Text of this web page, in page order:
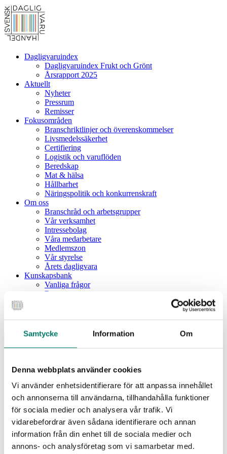
Samtycke Information Om
Denna webbplats använder cookies
Vi använder enhetsidentifierare för att anpassa innehållet
och annonserna till användarna, tillhandahålla funktioner
för sociala medier och analysera vår trafik. Vi
vidarebefordrar även sådana identifierare och annan
information från din enhet till de sociala medier och
annons- och analysföretag som vi samarbetar med.
Dagligvaruindex
Dagligvaruindex Frukt och Grönt
Årsrapport 2025
Aktuellt
Nyheter
Pressrum
Remisser
Fokusområden
Branschriktlinjer och överenskommelser
Livsmedelssäkerhet
Certifiering
Logistik och varuflöden
Beredskap
Mat & hälsa
Hållbarhet
Näringspolitik och konkurrenskraft
Om oss
Branschråd och arbetsgrupper
Vår verksamhet
Intressebolag
Våra medarbetare
Medlemszon
Vår styrelse
Årets dagligvara
Kunskapsbank
Vanliga frågor
Rapporter
Moms på livsmedel
Dagligvaruindex Frukt och Grönt
Årsrapport 2025
Aktuellt
Nyheter
Pressrum
Remisser
Fokusområden
Branschriktlinjer och överenskommelser
Livsmedelssäkerhet